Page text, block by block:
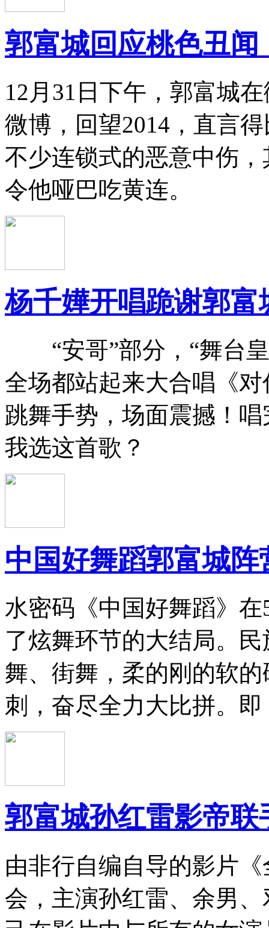
郭富城回应桃色丑
12月31日下午，郭富城
微博，回望2014，直言
不少连锁式的恶意中伤
令他哑巴吃黄连。
杨千嬅开唱跪谢郭富
“安哥”部分，“舞台皇
全场都站起来大合唱《
跳舞手势，场面震撼！
我选这首歌？
中国好舞蹈郭富城阵
水密码《中国好舞蹈》
了炫舞环节的大结局。
舞、街舞，柔的刚的软
刺，奋尽全力大比拼。即
郭富城孙红雷影帝
由非行自编自导的影片
会，主演孙红雷、余男